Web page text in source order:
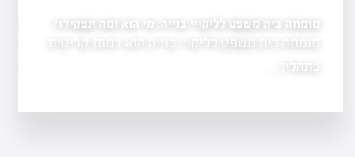
הוא ומה תפקידו?
קריטית
ליקויי בנייה והליכים משפטיים: איך להתנהל?
ליקויי בנייה יכולים להוביל להליכים משפטיים
מורכבים, אך עם…